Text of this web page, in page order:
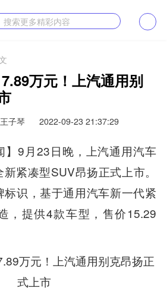
搜索更多精彩内容
万元！上汽通用别
子琴 2022-09-23 21:37:29
9月23日晚，上汽通用汽车
紧凑型SUV昂扬正式上市。
识，基于通用汽车新一代紧
，提供4款车型，售价15.29